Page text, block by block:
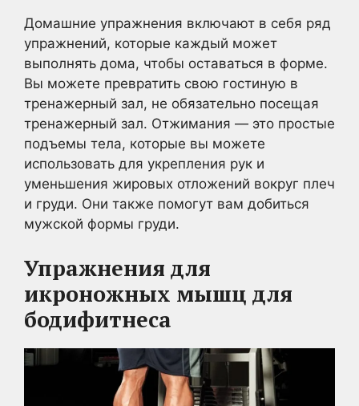
Домашние упражнения включают в себя ряд
упражнений, которые каждый может
выполнять дома, чтобы оставаться в форме.
Вы можете превратить свою гостиную в
тренажерный зал, не обязательно посещая
тренажерный зал. Отжимания — это простые
подъемы тела, которые вы можете
использовать для укрепления рук и
уменьшения жировых отложений вокруг плеч
и груди. Они также помогут вам добиться
мужской формы груди.
Упражнения для
икроножных мышц для
бодифитнеса